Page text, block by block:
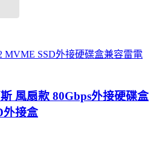
MVME SSD外接硬碟盒兼容雷電
風扇款 80Gbps外接硬碟盒
外接盒